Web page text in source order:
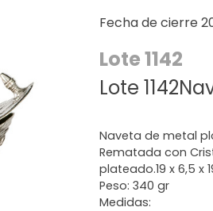
Fecha de cierre
Lote 1142
Lote
Naveta de metal
Rematada con
plateado.19 x 6,5 x
Peso: 340 gr
Medidas: